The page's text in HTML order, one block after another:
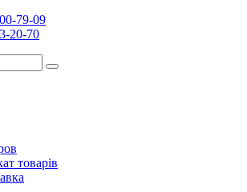
79-09
20-70
товарів